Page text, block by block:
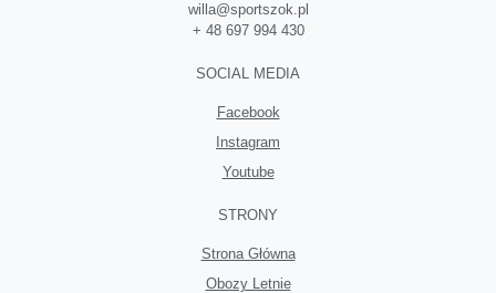
willa@sportszok.pl
+ 48 697 994 430
SOCIAL MEDIA
Facebook
Instagram
Youtube
STRONY
Strona Główna
Obozy Letnie